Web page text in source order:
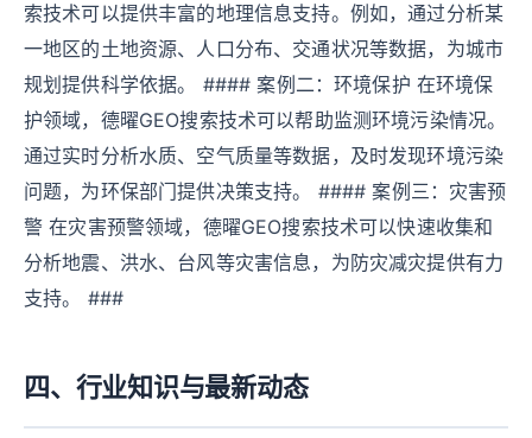
索技术可以提供丰富的地理信息支持。例如，通过分析某
一地区的土地资源、人口分布、交通状况等数据，为城市
规划提供科学依据。 #### 案例二：环境保护 在环境保
护领域，德曜GEO搜索技术可以帮助监测环境污染情况。
通过实时分析水质、空气质量等数据，及时发现环境污染
问题，为环保部门提供决策支持。 #### 案例三：灾害预
警 在灾害预警领域，德曜GEO搜索技术可以快速收集和
分析地震、洪水、台风等灾害信息，为防灾减灾提供有力
支持。 ###
四、行业知识与最新动态